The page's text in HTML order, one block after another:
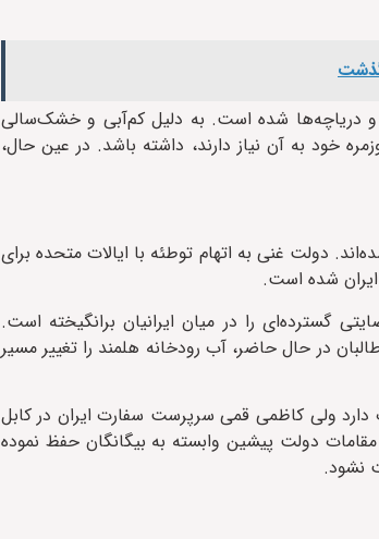
دریاچه‌ها شده است. به دلیل کم‌آبی و خشک‌سالی
خود به آن نیاز دارند، داشته باشد. در عین حال،
دولت غنی به اتهام توطئه با ایالات متحده برای
شده است.
گسترده‌ای را در میان ایرانیان برانگیخته است.
در حال حاضر، آب رودخانه هلمند را تغییر مسیر
دارد ولی کاظمی قمی سرپرست سفارت ایران در کابل
دولت پیشین وابسته به بیگانگان حفظ نموده
نشود.